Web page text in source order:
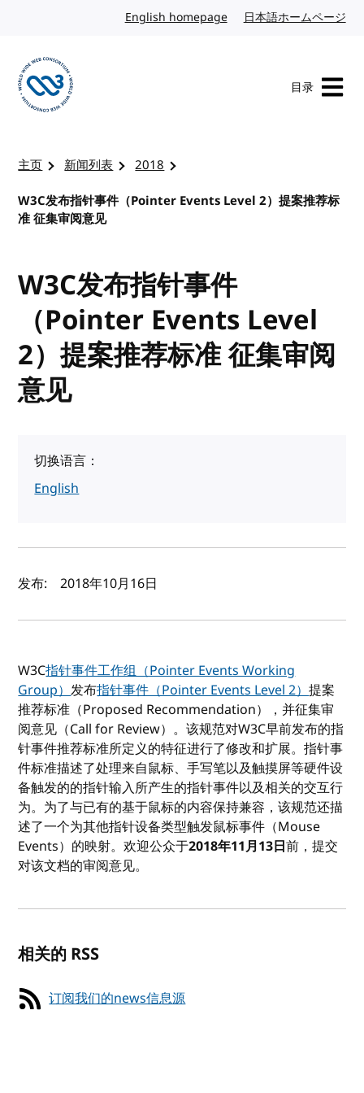
English homepage英文日本語ホームページ
目录
主页 新闻列表
2018
W3C发布指针事件（Pointer Events Level 2）提案推荐标
准 征集审阅意见
W3C发布指针事件
（Pointer Events Level
2）提案推荐标准 征集审阅
意见
切换语言：
English
作者及发布日期
发布: 2018年10月16日
W3C指针事件工作组（Pointer Events Working
Group）发布指针事件（Pointer Events Level 2）提案
推荐标准（Proposed Recommendation），并征集审
阅意见（Call for Review）。该规范对W3C早前发布的指
针事件推荐标准所定义的特征进行了修改和扩展。指针事
件标准描述了处理来自鼠标、手写笔以及触摸屏等硬件设
备触发的的指针输入所产生的指针事件以及相关的交互行
为。为了与已有的基于鼠标的内容保持兼容，该规范还描
述了一个为其他指针设备类型触发鼠标事件（Mouse
Events）的映射。欢迎公众于2018年11月13日前，提交
对该文档的审阅意见。
相关的 RSS
订阅我们的news信息源